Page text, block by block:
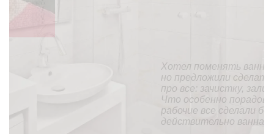
Хотел поменять ванну (она у нас еще советская),
но предложили сделать «наливную ванну». На все
про все: зачистку, заливку и высыхание ушел день.
Что особенно порадовало, так это то, что
рабочие все сделали без мусора и пыли. В целом,
действительно ванна стала, как новая.